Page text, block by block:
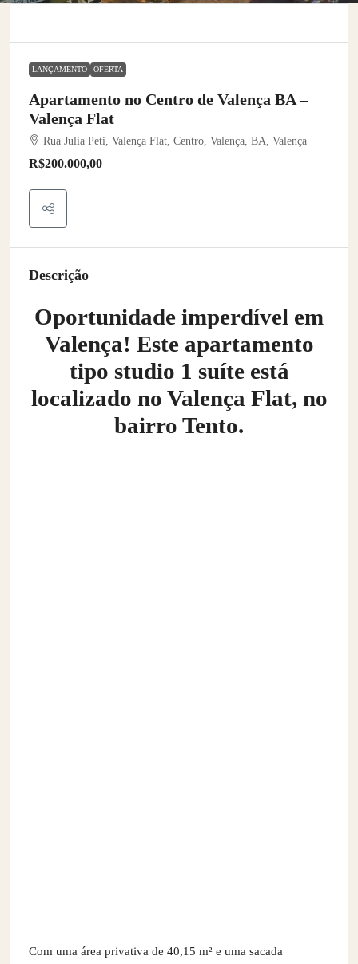
LANÇAMENTO OFERTA
Apartamento no Centro de Valença BA –
Valença Flat
Rua Julia Peti, Valença Flat, Centro, Valença, BA, Valença
R$200.000,00
Descrição
Oportunidade imperdível em
Valença! Este apartamento
tipo studio 1 suíte está
localizado no Valença Flat, no
bairro Tento.
Com uma área privativa de 40,15 m² e uma sacada